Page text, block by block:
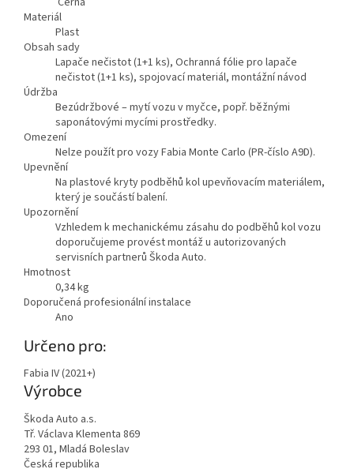
Materiál
Plast
Obsah sady
Lapače nečistot (1+1 ks), Ochranná fólie pro lapače
nečistot (1+1 ks), spojovací materiál, montážní návod
Údržba
Bezúdržbové – mytí vozu v myčce, popř. běžnými
saponátovými mycími prostředky.
Omezení
Nelze použít pro vozy Fabia Monte Carlo (PR-číslo A9D).
Upevnění
Na plastové kryty podběhů kol upevňovacím materiálem,
který je součástí balení.
Upozornění
Vzhledem k mechanickému zásahu do podběhů kol vozu
doporučujeme provést montáž u autorizovaných
servisních partnerů Škoda Auto.
Hmotnost
0,34kg
Doporučená profesionální instalace
Ano
méně
Určeno pro:
Fabia IV (2021+)
Výrobce
Škoda Auto a.s.
Tř. Václava Klementa 869
293 01, Mladá Boleslav
Česká republika